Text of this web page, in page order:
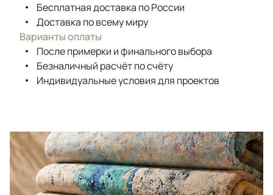
Бесплатная доставка по России
Доставка по всему миру
Варианты оплаты
После примерки и финального выбора
Безналичный расчёт по счёту
Индивидуальные условия для проектов